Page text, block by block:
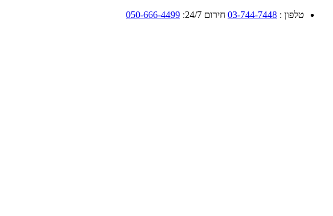
טלפון : 03-744-7448 חירום 24/7: 050-666-4499